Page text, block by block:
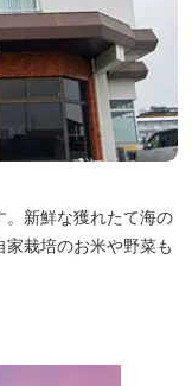
新鮮な獲れたて海の
栽培のお米や野菜も